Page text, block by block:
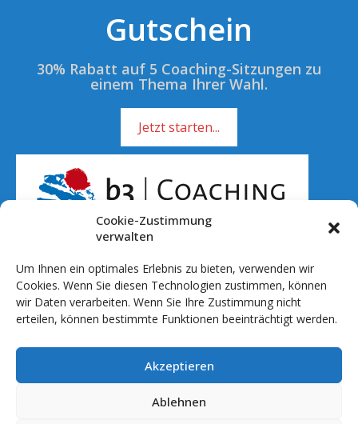
Cookie-Zustimmung
verwalten
Um Ihnen ein optimales Erlebnis zu bieten, verwenden wir
Cookies. Wenn Sie diesen Technologien zustimmen, können
wir Daten verarbeiten. Wenn Sie Ihre Zustimmung nicht
erteilen, können bestimmte Funktionen beeinträchtigt werden.
Akzeptieren
Ablehnen
Gutschein
30% Rabatt auf 5 Coaching-Sitzungen zu
einem Thema Ihrer Wahl.
Jetzt starten...
Rufen Sie mich an!
01 51 - 701 041 20